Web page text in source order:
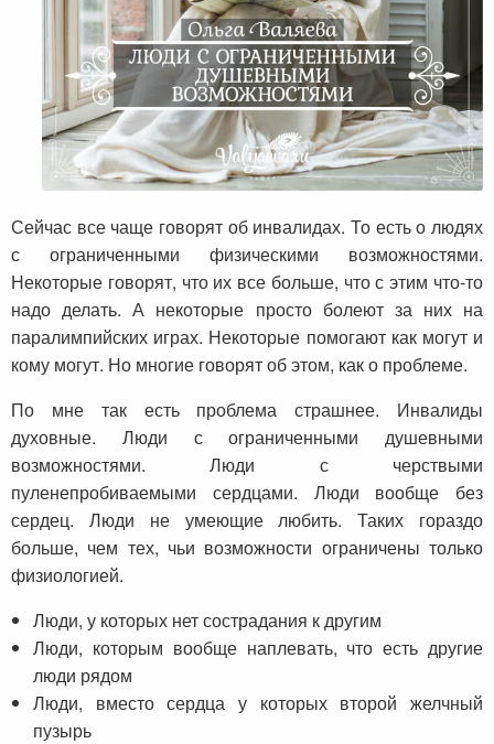
Сейчас все чаще говорят об инвалидах. То есть о людях
с ограниченными физическими возможностями.
Некоторые говорят, что их все больше, что с этим что-то
надо делать. А некоторые просто болеют за них на
паралимпийских играх. Некоторые помогают как могут и
кому могут. Но многие говорят об этом, как о проблеме.
По мне так есть проблема страшнее. Инвалиды
духовные. Люди с ограниченными душевными
возможностями. Люди с черствыми
пуленепробиваемыми сердцами. Люди вообще без
сердец. Люди не умеющие любить. Таких гораздо
больше, чем тех, чьи возможности ограничены только
физиологией.
Люди, у которых нет сострадания к другим
Люди, которым вообще наплевать, что есть другие
люди рядом
Люди, вместо сердца у которых второй желчный
пузырь